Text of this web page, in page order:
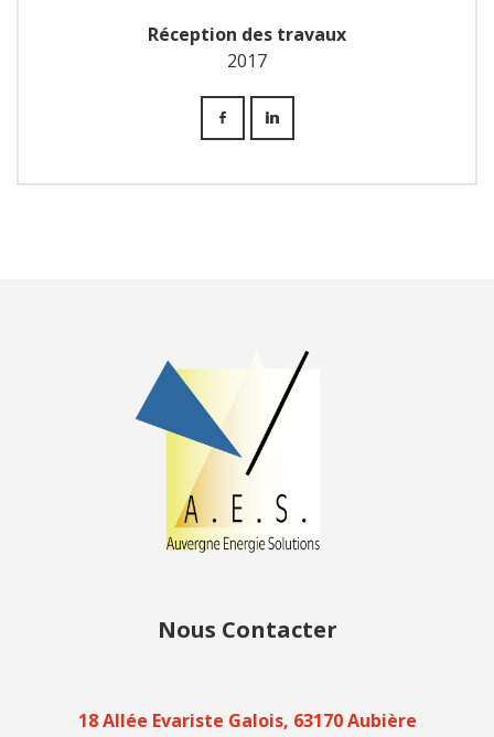
Réception des travaux
2017
Nous Contacter
18 Allée Evariste Galois, 63170 Aubière